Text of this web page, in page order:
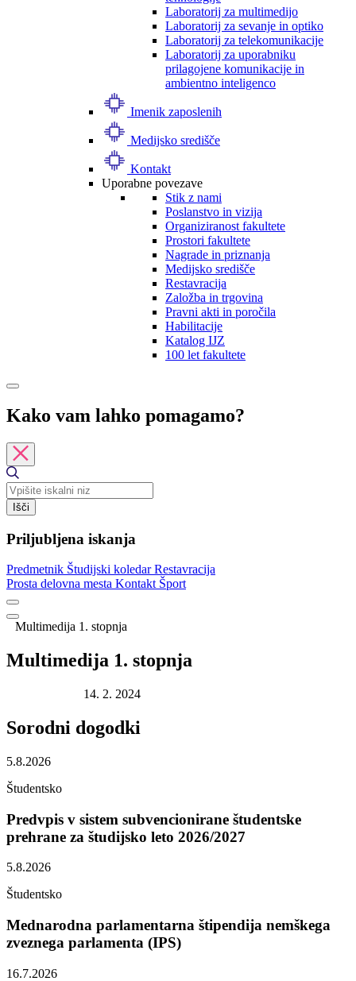
Laboratorij za multimedijo
Laboratorij za sevanje in optiko
Laboratorij za telekomunikacije
Laboratorij za uporabniku
prilagojene komunikacije in
ambientno inteligenco
Imenik zaposlenih
Medijsko središče
Kontakt
Uporabne povezave
Stik z nami
Poslanstvo in vizija
Organiziranost fakultete
Prostori fakultete
Nagrade in priznanja
Medijsko središče
Restavracija
Založba in trgovina
Pravni akti in poročila
Habilitacije
Katalog IJZ
100 let fakultete
Kako vam lahko pomagamo?
Išči
Priljubljena iskanja
Predmetnik Študijski koledarRestavracija
Prosta delovna mesta Kontakt Šport
Multimedija 1. stopnja
Multimedija 1. stopnja
14. 2. 2024
Sorodni dogodki
5.8.2026
Študentsko
Predvpis v sistem subvencionirane študentske
prehrane za študijsko leto 2026/2027
5.8.2026
Študentsko
Mednarodna parlamentarna štipendija nemškega
zveznega parlamenta (IPS)
16.7.2026